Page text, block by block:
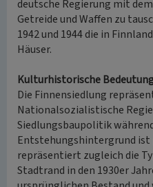
deutsche Regierung mit
Getreide und Waffen zu
1942 und 1944 die in
Häuser.
Kulturhistorische
Die Finnensiedlung
Nationalsozialistische
Siedlungsbaupolitik
Entstehungshintergrund
repräsentiert zugleich die
Stadtrand in den 1930er